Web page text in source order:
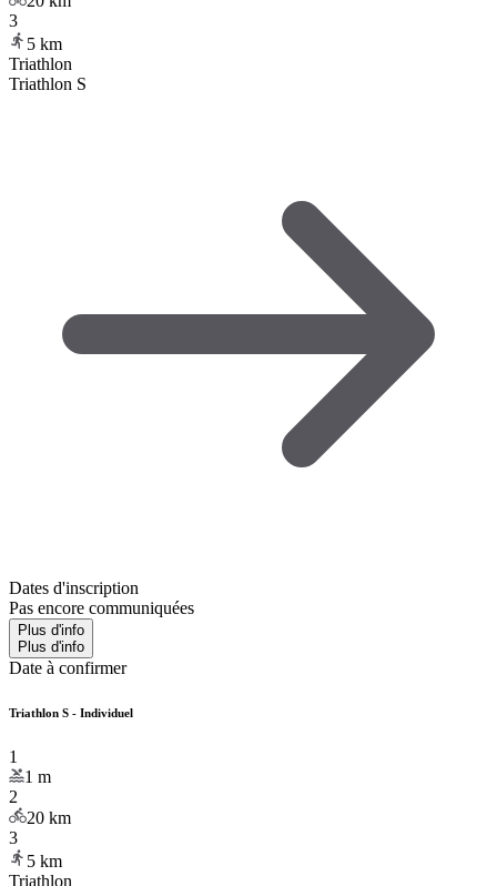
3
5 km
Triathlon
Triathlon S
Dates d'inscription
Pas encore communiquées
Plus d'info
Plus d'info
Date à confirmer
Triathlon S - Individuel
1
1 m
2
20 km
3
5 km
Triathlon